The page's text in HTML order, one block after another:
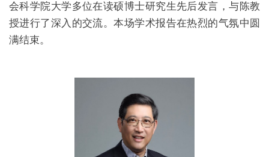
会科学院大学多位在读硕博士研究生先后发言，与陈教
授进行了深入的交流。本场学术报告在热烈的气氛中圆
满结束。